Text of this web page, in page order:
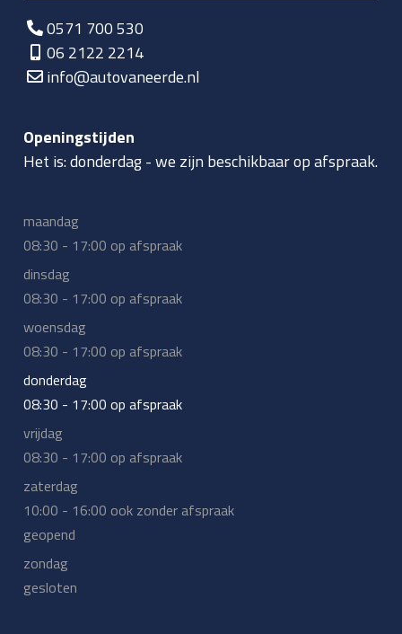
0571 700 530
06 2122 2214
info@autovaneerde.nl
Openingstijden
Het is:donderdag-we zijn beschikbaar op afspraak.
maandag
08:30 - 17:00 op afspraak
dinsdag
08:30 - 17:00 op afspraak
woensdag
08:30 - 17:00 op afspraak
donderdag
08:30 - 17:00 op afspraak
vrijdag
08:30 - 17:00 op afspraak
zaterdag
10:00 - 16:00 ook zonder afspraak
geopend
zondag
gesloten